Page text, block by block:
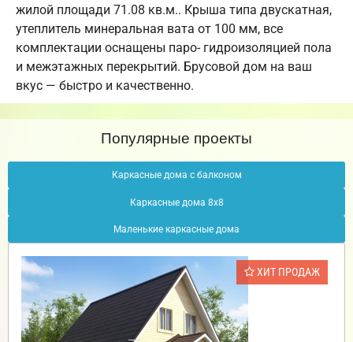
жилой площади 71.08 кв.м.. Крыша типа двускатная,
утеплитель минеральная вата от 100 мм, все
комплектации оснащены паро- гидроизоляцией пола
и межэтажных перекрытий. Брусовой дом на ваш
вкус — быстро и качественно.
Популярные проекты
Каркасные дома с балконом
Каркасные дома 8х8
Маленькие каркасные дома
ХИТ ПРОДАЖ